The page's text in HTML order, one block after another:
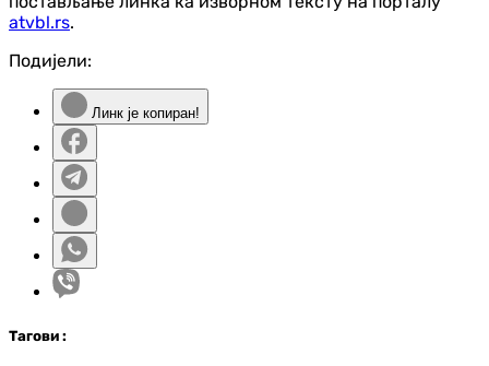
atvbl.rs.
Подијели:
Линк је копиран!
Тагови :